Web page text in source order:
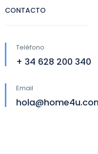
CONTACTO
Teléfono
+ 34 628 200 340
Email